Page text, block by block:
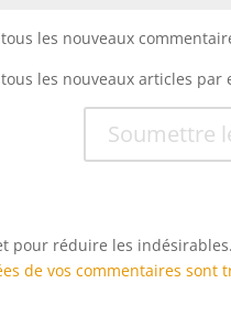
les nouveaux
les nouveaux articles par
Soumettre
pour réduire les indésirables.
de vos commentaires sont